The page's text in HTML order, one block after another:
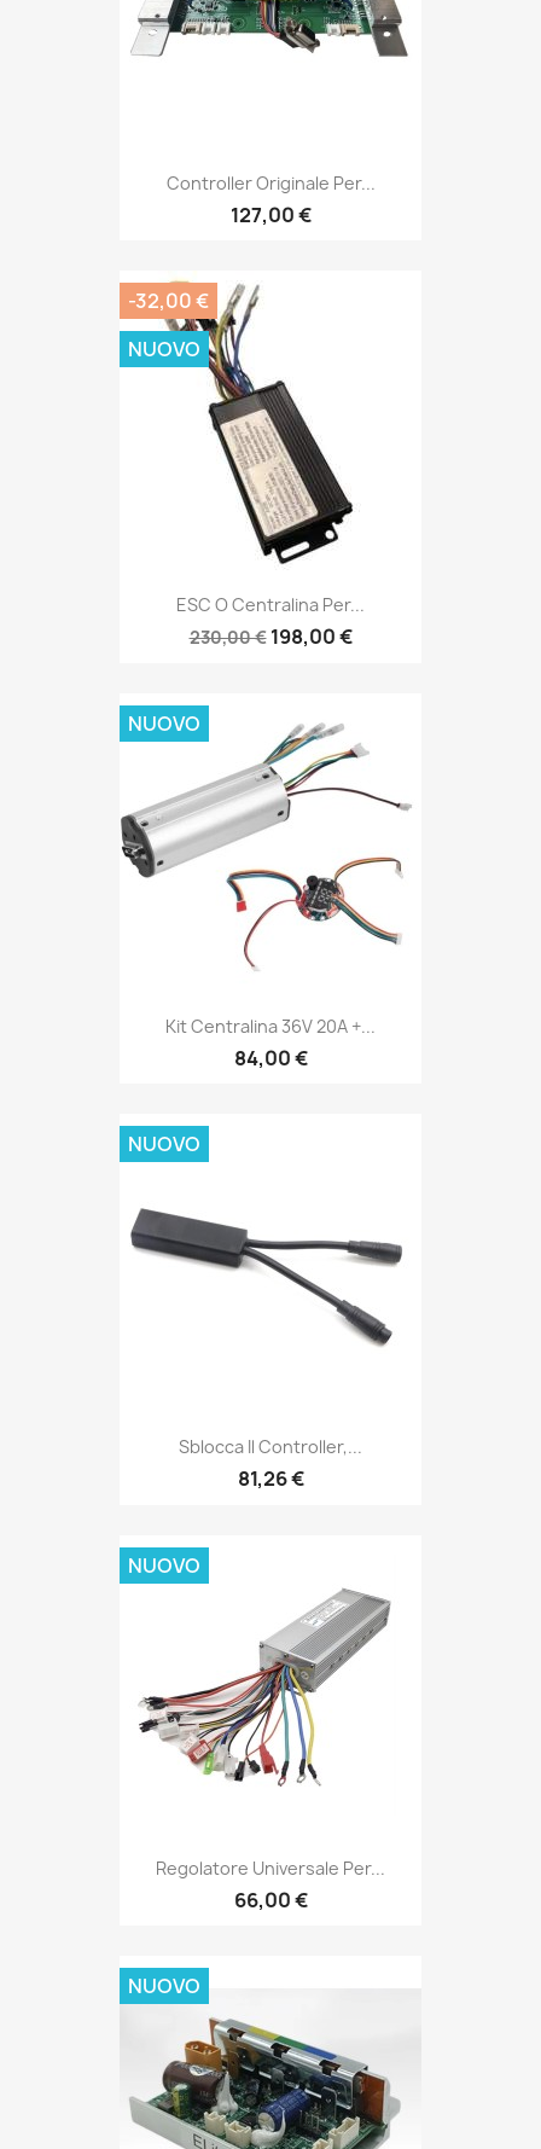
Controller Originale Per...
127,00 €
ESC O Centralina Per...
230,00 € 198,00 €
-32,00 €
NUOVO
Kit Centralina 36V 20A +...
84,00 €
NUOVO
Sblocca Il Controller,...
81,26 €
NUOVO
Regolatore Universale Per...
66,00 €
NUOVO
NUOVO